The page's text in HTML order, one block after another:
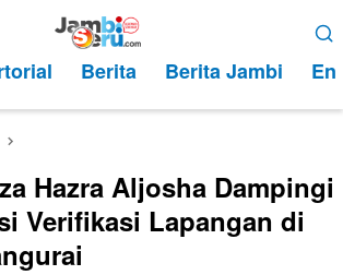
Berita Berita Jambi
Hazra Aljosha Dampingi
Verifikasi Lapangan di